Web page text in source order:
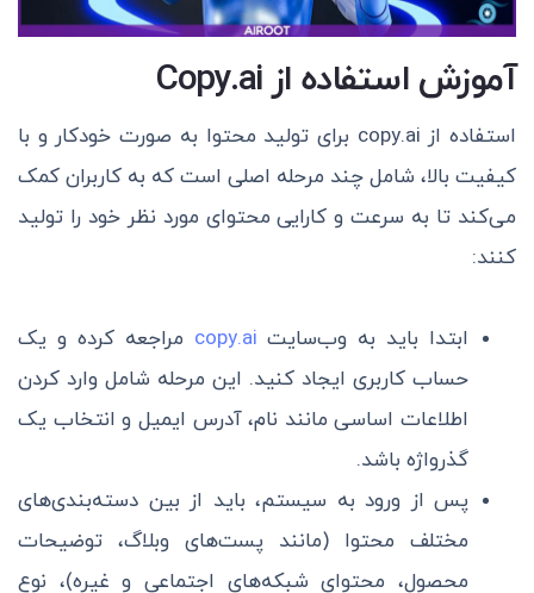
آموزش استفاده از Copy.ai
استفاده از copy.ai برای تولید محتوا به صورت خودکار و با
کیفیت بالا، شامل چند مرحله اصلی است که به کاربران کمک
می‌کند تا به سرعت و کارایی محتوای مورد نظر خود را تولید
کنند:
ابتدا باید به وب‌سایت copy.ai مراجعه کرده و یک
حساب کاربری ایجاد کنید. این مرحله شامل وارد کردن
اطلاعات اساسی مانند نام، آدرس ایمیل و انتخاب یک
گذرواژه باشد.
پس از ورود به سیستم، باید از بین دسته‌بندی‌های
مختلف محتوا (مانند پست‌های وبلاگ، توضیحات
محصول، محتوای شبکه‌های اجتماعی و غیره)، نوع